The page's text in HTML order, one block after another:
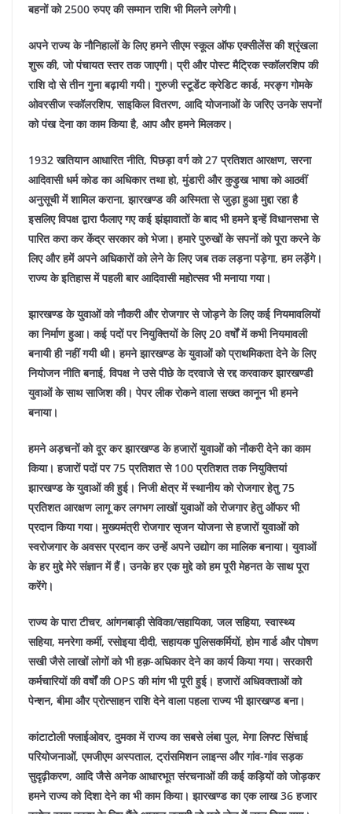
बहनों को 2500 रुपए की सम्मान राशि भी मिलने लगेगी।
अपने राज्य के नौनिहालों के लिए हमने सीएम स्कूल ऑफ एक्सीलेंस की श्रृंखला
शुरू की, जो पंचायत स्तर तक जाएगी। प्री और पोस्ट मैट्रिक स्कॉलरशिप की
राशि दो से तीन गुना बढ़ायी गयी। गुरुजी स्टूडेंट क्रेडिट कार्ड, मरङ्ग गोमके
ओवरसीज स्कॉलरशिप, साइकिल वितरण, आदि योजनाओं के जरिए उनके सपनों
को पंख देना का काम किया है, आप और हमने मिलकर।
1932 खतियान आधारित नीति, पिछड़ा वर्ग को 27 प्रतिशत आरक्षण, सरना
आदिवासी धर्म कोड का अधिकार तथा हो, मुंडारी और कुड़ुख भाषा को आठवीं
अनुसूची में शामिल कराना, झारखण्ड की अस्मिता से जुड़ा हुआ मुद्दा रहा है
इसलिए विपक्ष द्वारा फैलाए गए कई झंझावातों के बाद भी हमने इन्हें विधानसभा से
पारित करा कर केंद्र सरकार को भेजा। हमारे पुरुखों के सपनों को पूरा करने के
लिए और हमें अपने अधिकारों को लेने के लिए जब तक लड़ना पड़ेगा, हम लड़ेंगे।
राज्य के इतिहास में पहली बार आदिवासी महोत्सव भी मनाया गया।
झारखण्ड के युवाओं को नौकरी और रोजगार से जोड़ने के लिए कई नियमावलियों
का निर्माण हुआ। कई पदों पर नियुक्तियों के लिए 20 वर्षों में कभी नियमावली
बनायी ही नहीं गयी थी। हमने झारखण्ड के युवाओं को प्राथमिकता देने के लिए
नियोजन नीति बनाई, विपक्ष ने उसे पीछे के दरवाजे से रद्द करवाकर झारखण्डी
युवाओं के साथ साजिश की। पेपर लीक रोकने वाला सख्त कानून भी हमने
बनाया।
हमने अड़चनों को दूर कर झारखण्ड के हजारों युवाओं को नौकरी देने का काम
किया। हजारों पदों पर 75 प्रतिशत से 100 प्रतिशत तक नियुक्तियां
झारखण्ड के युवाओं की हुई। निजी क्षेत्र में स्थानीय को रोजगार हेतु 75
प्रतिशत आरक्षण लागू कर लगभग लाखों युवाओं को रोजगार हेतु ऑफर भी
प्रदान किया गया। मुख्यमंत्री रोजगार सृजन योजना से हजारों युवाओं को
स्वरोजगार के अवसर प्रदान कर उन्हें अपने उद्योग का मालिक बनाया। युवाओं
के हर मुद्दे मेरे संज्ञान में हैं। उनके हर एक मुद्दे को हम पूरी मेहनत के साथ पूरा
करेंगे।
राज्य के पारा टीचर, आंगनबाड़ी सेविका/सहायिका, जल सहिया, स्वास्थ्य
सहिया, मनरेगा कर्मी, रसोइया दीदी, सहायक पुलिसकर्मियों, होम गार्ड और पोषण
सखी जैसे लाखों लोगों को भी हक़-अधिकार देने का कार्य किया गया। सरकारी
कर्मचारियों की वर्षों की OPS की मांग भी पूरी हुई। हजारों अधिवक्ताओं को
पेन्शन, बीमा और प्रोत्साहन राशि देने वाला पहला राज्य भी झारखण्ड बना।
कांटाटोली फ्लाईओवर, दुमका में राज्य का सबसे लंबा पुल, मेगा लिफ्ट सिंचाई
परियोजनाओं, एमजीएम अस्पताल, ट्रांसमिशन लाइन्स और गांव-गांव सड़क
सुदृढ़ीकरण, आदि जैसे अनेक आधारभूत संरचनाओं की कई कड़ियों को जोड़कर
हमने राज्य को दिशा देने का भी काम किया।झारखण्ड का एक लाख 36 हजार